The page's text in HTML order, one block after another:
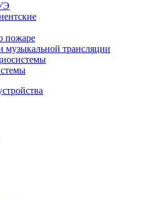
пожаре
трансляции